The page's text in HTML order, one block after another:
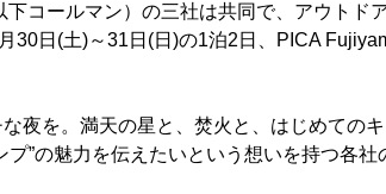
コールマン）の三社は共同で、アウトド
30日(土)～31日(日)の1泊2日、PICA
夜を。満天の星と、焚火と、はじめてのキ
”の魅力を伝えたいという想いを持つ各社